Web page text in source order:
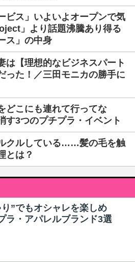
ビス」いよいよオープンで気
」より話題沸騰あり得る
ス」の中身
は【理想的なビジネスパート
った！／三田モニカの勝手に
どこにも連れて行ってな
3つのプチプラ・イベント
クルしている……髪の毛を触
とは？
”でもオシャレを楽しめ
ラ・アパレルブランド3選